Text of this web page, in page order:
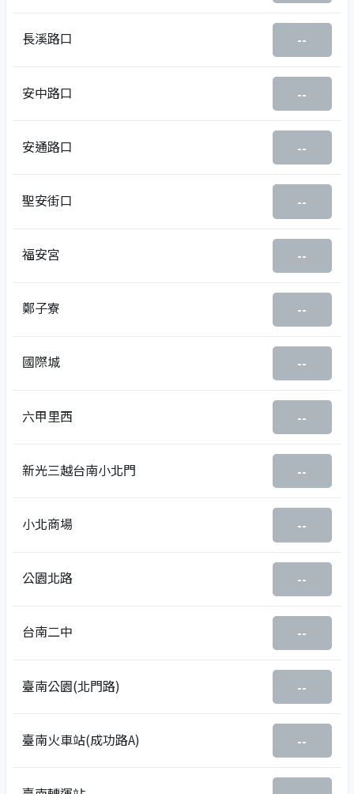
長溪路口 --
安中路口 --
安通路口 --
聖安街口 --
福安宮 --
鄭子寮 --
國際城 --
六甲里西 --
新光三越台南小北門 --
小北商場 --
公園北路 --
台南二中 --
臺南公園(北門路) --
臺南火車站(成功路A) --